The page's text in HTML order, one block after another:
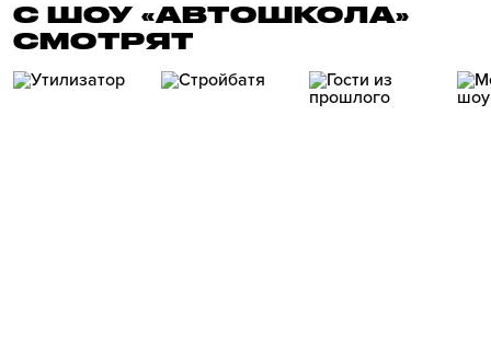
С ШОУ «АВТОШКОЛА»
СМОТРЯТ